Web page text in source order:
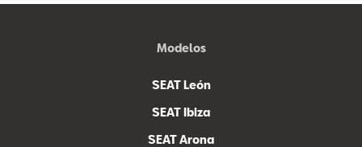
Modelos
SEAT León
SEAT Ibiza
SEAT Arona